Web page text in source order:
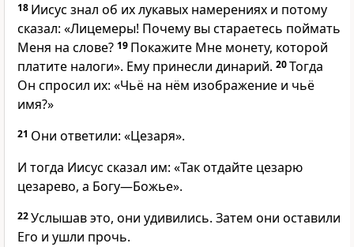
18 Иисус знал об их лукавых намерениях и потому
сказал: «Лицемеры! Почему вы стараетесь поймать
Меня на слове? 19 Покажите Мне монету, которой
платите налоги». Ему принесли динарий. 20Тогда
Он спросил их: «Чьё на нём изображение и чьё
имя?»
21 Они ответили: «Цезаря».
И тогда Иисус сказал им: «Так отдайте цезарю
цезарево, а Богу—Божье».
22Услышав это, они удивились. Затем они оставили
Его и ушли прочь.